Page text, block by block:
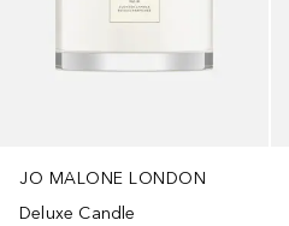
JO MALONE LONDON
Deluxe Candle